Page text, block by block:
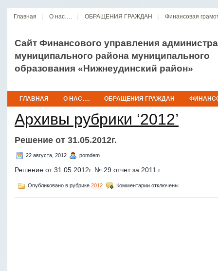
Главная О нас…. ОБРАЩЕНИЯ ГРАЖДАН Финансовая
Сайт Финансового управления
муниципального района муниципального
образования «Нижнеудинский район»
ГЛАВНАЯ О НАС…. ОБРАЩЕНИЯ ГРАЖДАН
Архивы рубрики ‘2012’
Решение от 31.05.2012г.
22 августа, 2012 pomdem
Решение от 31.05.2012г. № 29 отчет за 2011 г.
Опубликовано в рубрике 2012 Комментариикотключены